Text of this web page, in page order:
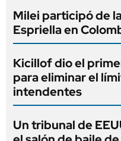
Milei participó de
Espriella en
Kicillof dio el
para eliminar el
intendentes
Un tribunal de